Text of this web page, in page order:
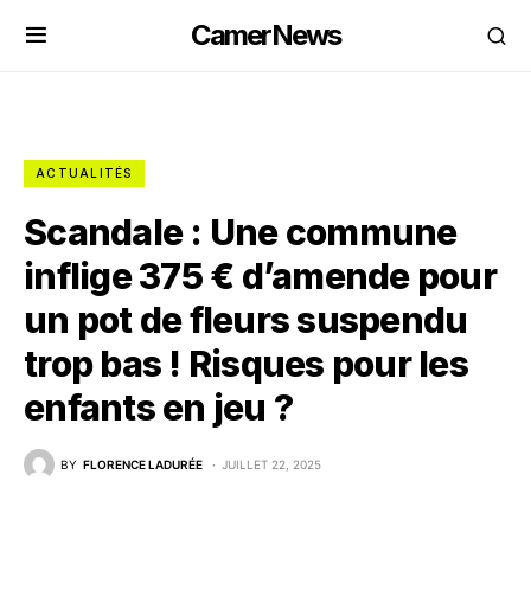
CamerNews
ACTUALITÉS
Scandale : Une commune
inflige 375 € d’amende pour
un pot de fleurs suspendu
trop bas ! Risques pour les
enfants en jeu ?
BY FLORENCE LADURÉE JUILLET 22, 2025